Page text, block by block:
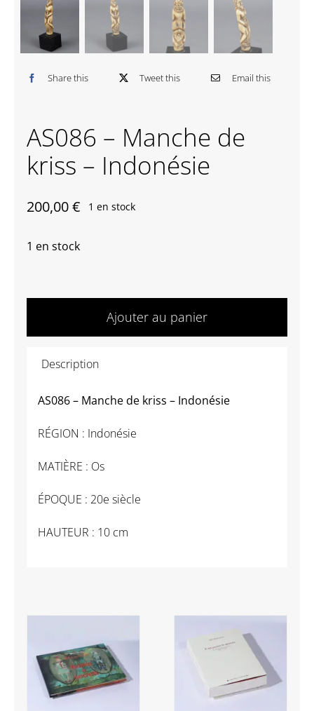
Contactez-nous
Share this Tweet this Email this
AS086 – Manche de
kriss – Indonésie
200,00€ 1 en stock
1 en stock
de
kriss
Ajouter au panier
Description
AS086 – Manche de kriss – Indonésie
RÉGION : Indonésie
MATIÈRE : Os
ÉPOQUE : 20e siècle
HAUTEUR : 10 cm